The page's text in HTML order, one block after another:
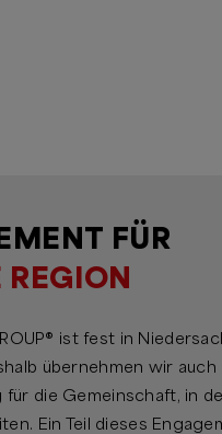
FÜR
REGION
ist fest in
übernehmen wir auch
die Gemeinschaft, in
Ein Teil dieses